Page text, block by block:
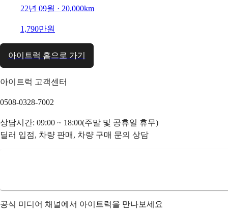
22년 09월 · 20,000km
1,790만원
아이트럭 홈으로 가기
아이트럭 고객센터
0508-0328-7002
상담시간: 09:00 ~ 18:00(주말 및 공휴일 휴무)
딜러 입점, 차량 판매, 차량 구매 문의 상담
공식 미디어 채널에서 아이트럭을 만나보세요